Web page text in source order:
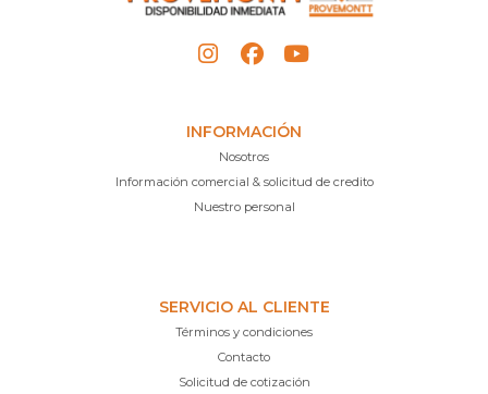
INFORMACIÓN
Nosotros
Información comercial & solicitud de credito
Nuestro personal
SERVICIO AL CLIENTE
Términos y condiciones
Contacto
Solicitud de cotización